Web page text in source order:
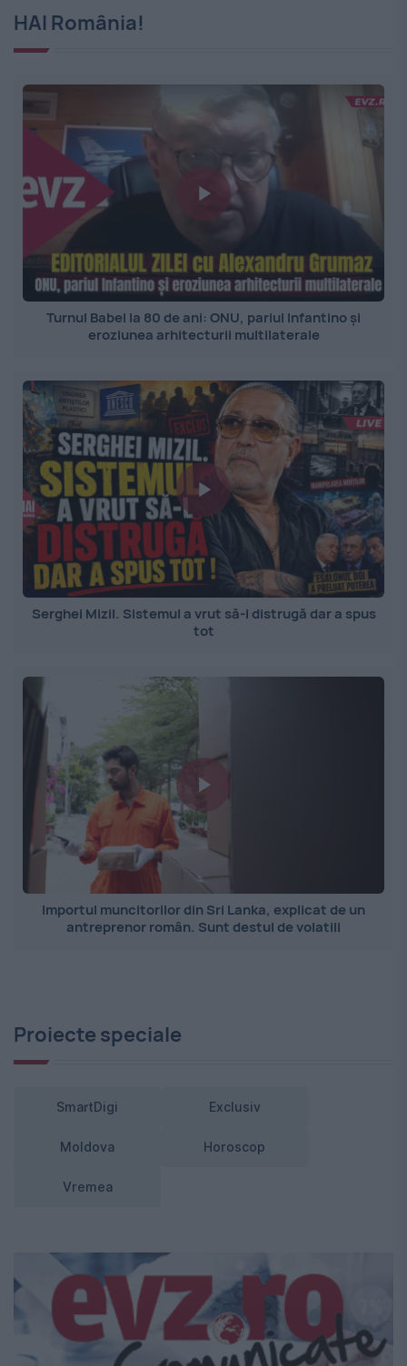
HAI România!
Turnul Babel la 80 de ani: ONU, pariul Infantino și
eroziunea arhitecturii multilaterale
Serghei Mizil. Sistemul a vrut să-l distrugă dar a spus
tot
Importul muncitorilor din Sri Lanka, explicat de un
antreprenor român. Sunt destul de volatili
Proiecte speciale
SmartDigi Exclusiv
Moldova Horoscop
Vremea